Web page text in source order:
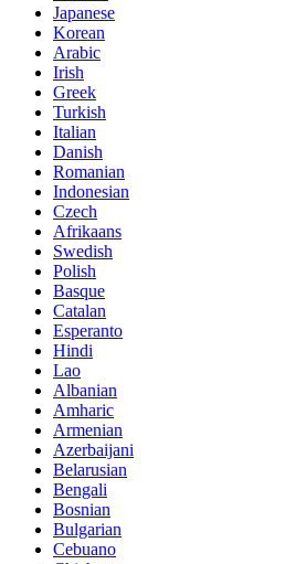
Japanese
Korean
Arabic
Irish
Greek
Turkish
Italian
Danish
Romanian
Indonesian
Czech
Afrikaans
Swedish
Polish
Basque
Catalan
Esperanto
Hindi
Lao
Albanian
Amharic
Armenian
Azerbaijani
Belarusian
Bengali
Bosnian
Bulgarian
Cebuano